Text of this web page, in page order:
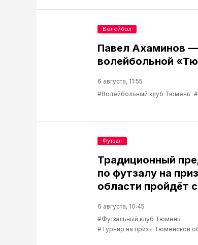
Павел Ахаминов
волейбольной
6 августа, 11:55
#Волейбольный клуб Тюмень
Волейбол
Традиционный
по футзалу на
области пройдёт с
6 августа, 10:45
#Футзальный клуб Тюмень
#Турнир на призы Тюменской
Футзал